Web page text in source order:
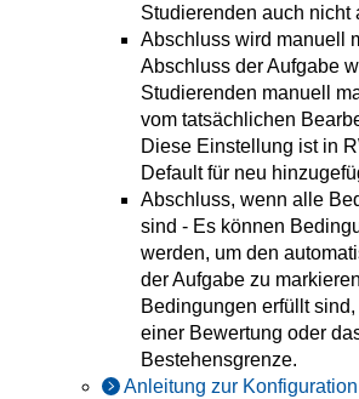
Studierenden auch nicht
Abschluss wird manuell
Abschluss der Aufgabe
Studierenden manuell
vom tatsächlichen
Diese Einstellung ist in
Default für neu
Abschluss, wenn alle
sind - Es können
werden, um den
der Aufgabe zu
Bedingungen erfüllt
einer Bewertung oder
Bestehensgrenze.
Anleitung zur